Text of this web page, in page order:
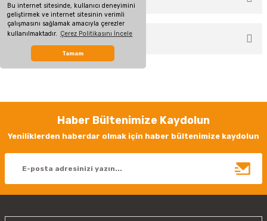
Bu internet sitesinde, kullanıcı deneyimini
geliştirmek ve internet sitesinin verimli
çalışmasını sağlamak amacıyla çerezler
kullanılmaktadır. Çerez Politikasını İncele
Tamam
Bu ürüne ilk yorumu siz yapın!
ÖNERİLERİNİZ
Bu ürünün fiyat bilgisi, resim, ürün açıklamalarında ve diğer konularda
Görüş ve önerileriniz için teşekkür ederiz.
Ürün resmi kalitesiz, bozuk veya görüntülenemiyor.
Ürün bilgilerinde hatalar bulunuyor.
Haber Bültenimize Kaydolun
Yeniliklerden haberdar olmak için haber bültenimize kaydolun